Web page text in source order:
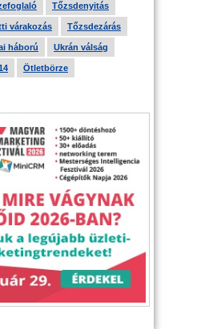
Tőzsdenyitás
várakozás Tőzsdezárás
háború Ukrán válság
Ötletbörze